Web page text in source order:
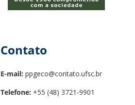
Contato
E-mail: ppgeco@contato.ufsc.br
Telefone: +55 (48) 3721-9901